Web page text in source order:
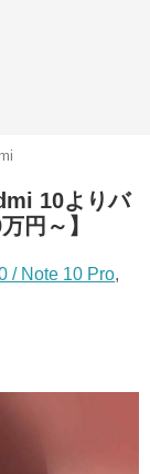
10よりバ
円～】
/ Note 10 Pro,